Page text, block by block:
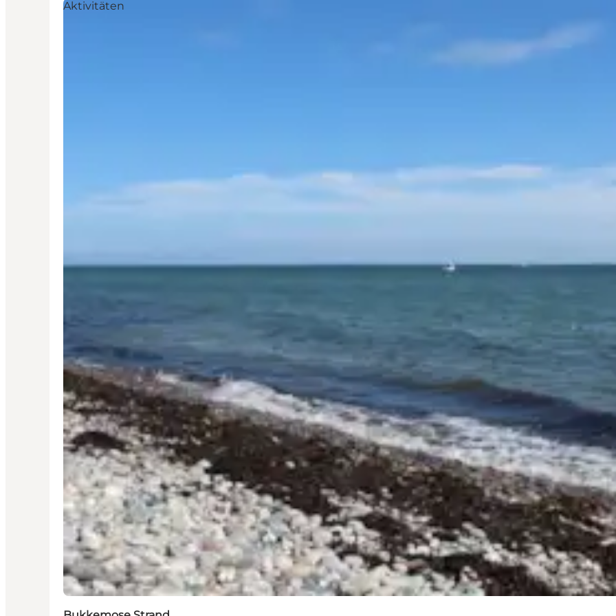
Aktivitäten